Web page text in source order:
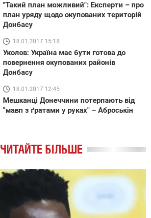
"Такий план можливий": Експерти – про
план уряду щодо окупованих територій
Донбасу
18.01.2017 15:18
Уколов: Україна має бути готова до
повернення окупованих районів
Донбасу
18.01.2017 12:45
Мешканці Донеччини потерпають від
"мавп з ґратами у руках" – Аброськін
ЧИТАЙТЕ БІЛЬШЕ